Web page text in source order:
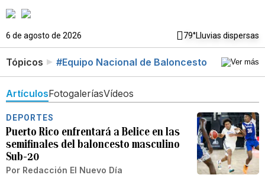
6 de agosto de 2026 79°Lluvias dispersas
Tópicos #Equipo Nacional de Baloncesto
ArtículosFotogaleríasVídeos
DEPORTES
Puerto Rico enfrentará a Belice en las
semifinales del baloncesto masculino
Sub-20
Por Redacción El Nuevo Día